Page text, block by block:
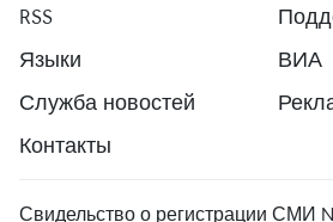
RSS
Языки
ВИА
Служба новостей
Контакты
Свидельство о регистрации СМИ №